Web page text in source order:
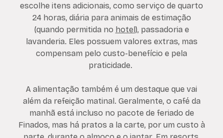
escolhe itens adicionais, como serviço de quarto
24 horas, diária para animais de estimação
(quando permitida no hotel), passadoria e
lavanderia. Eles possuem valores extras, mas
compensam pelo custo-benefício e pela
praticidade.
A alimentação também é um destaque que vai
além da refeição matinal. Geralmente, o café da
manhã está incluso no pacote de feriado de
Finados, mas há pratos a la carte, por um custo à